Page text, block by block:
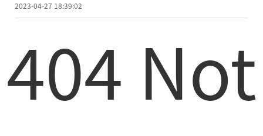
2023-04-27 18:39:02
404 Not